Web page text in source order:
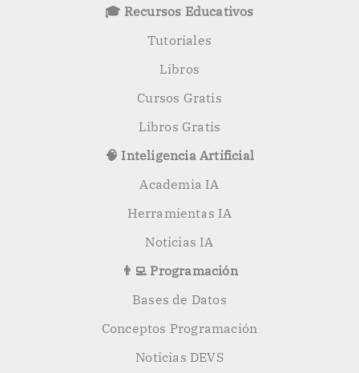
🎓 Recursos Educativos
Tutoriales
Libros
Cursos Gratis
Libros Gratis
🧠 Inteligencia Artificial
Academia IA
Herramientas IA
Noticias IA
👨‍💻 Programación
Bases de Datos
Conceptos Programación
Noticias DEVS